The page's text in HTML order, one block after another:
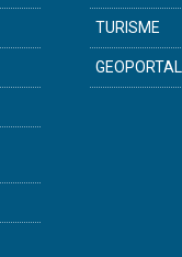
TURISME
GEOPORTAL